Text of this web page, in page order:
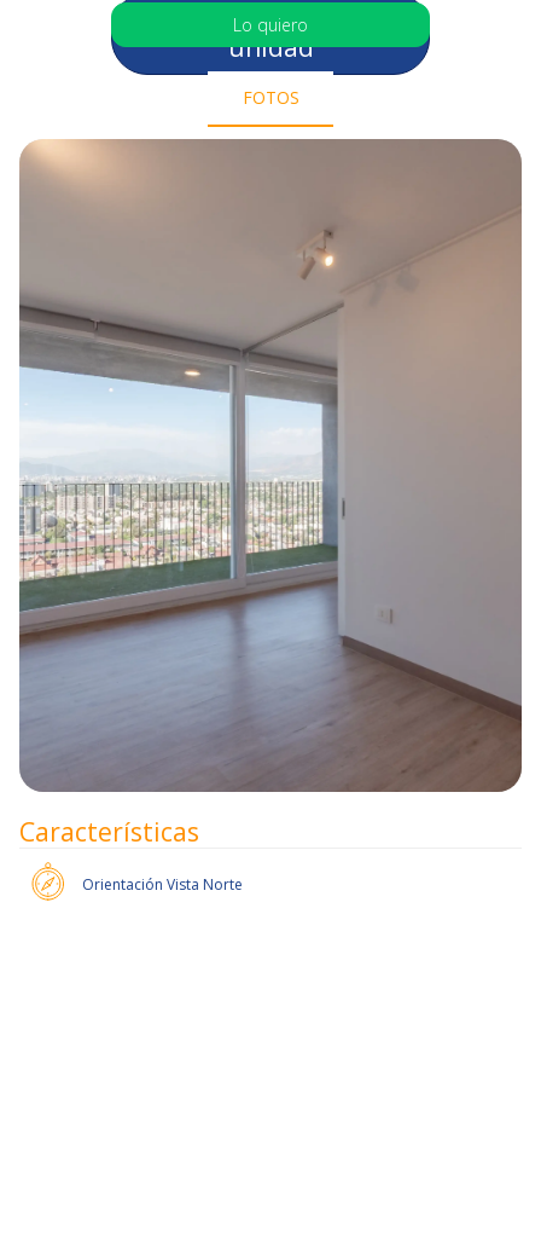
Selecciona otra
unidad
Lo quiero
FOTOS
Características
Orientación Vista Norte